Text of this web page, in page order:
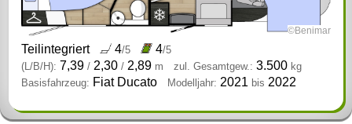
©Benimar
Teilintegriert 4/5 4/5
(L/B/H): 7,39/ 2,30/ 2,89 m zul. Gesamtgew.: 3.500kg
Basisfahrzeug: Fiat Ducato Modelljahr: 2021 bis 2022